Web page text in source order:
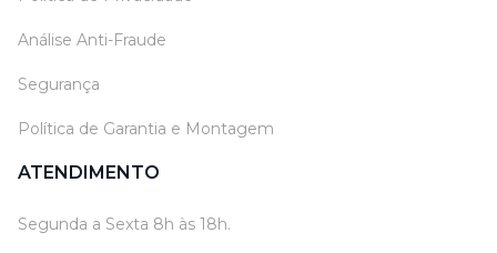
Análise Anti-Fraude
Segurança
Política de Garantia e Montagem
ATENDIMENTO
Segunda a Sexta 8h às 18h.